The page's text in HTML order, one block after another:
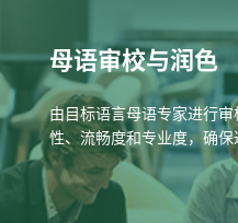
母语审校与润色
由目标语言母语专家进行
性、流畅度和专业度，确